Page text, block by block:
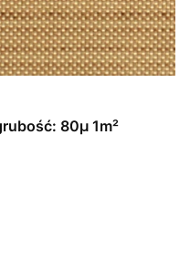
80µ 1m²